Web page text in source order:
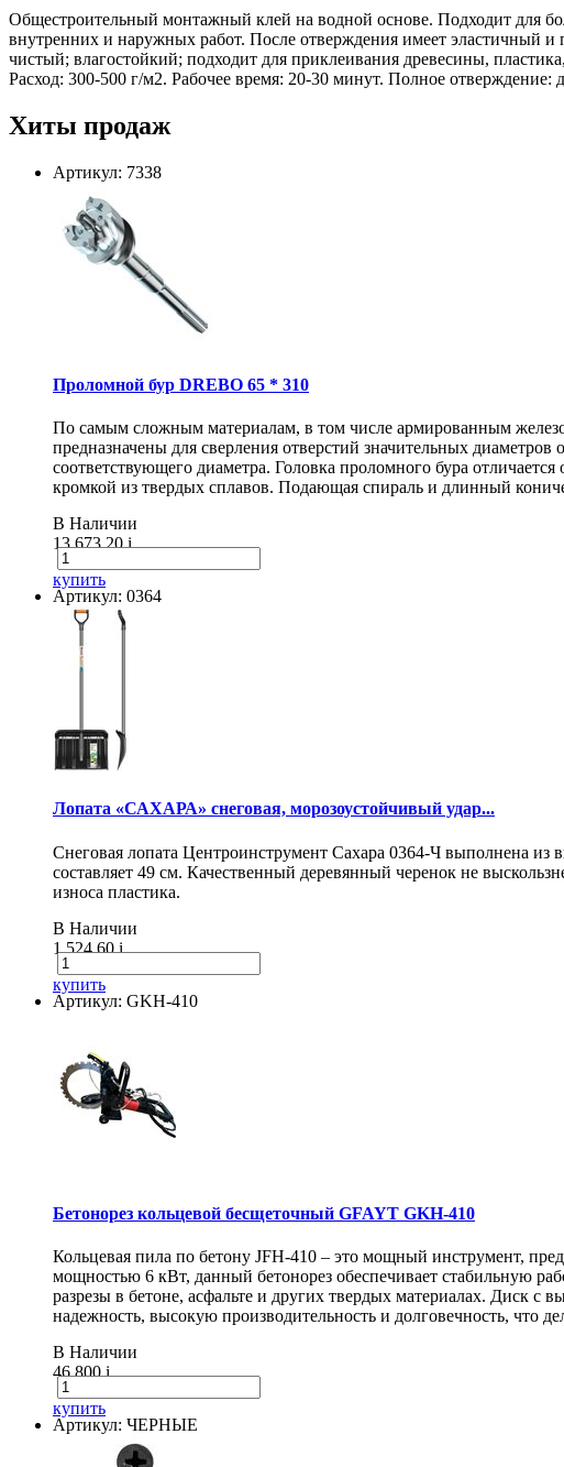
Общестроительный монтажный клей на водной основе. Подходит для
внутренних и наружных работ. После отверждения имеет эластичный
чистый; влагостойкий; подходит для приклеивания древесины,
Расход: 300-500 г/м2. Рабочее время: 20-30 минут. Полное
Хиты продаж
Артикул: 7338
Проломной бур DREBO 65 * 310
По самым сложным материалам, в том числе армированным
предназначены для сверления отверстий значительных
соответствующего диаметра. Головка проломного бура
кромкой из твердых сплавов. Подающая спираль и длинный
В Наличии
13 673.20i
купить
Артикул: 0364
Лопата «САХАРА» снеговая, морозоустойчивый удар...
Снеговая лопата Центроинструмент Сахара 0364-Ч выполнена из
составляет 49 см. Качественный деревянный черенок не
износа пластика.
В Наличии
1 524.60i
купить
Артикул: GKH-410
Бетонорез кольцевой бесщеточный GFAYT GKH-410
Кольцевая пила по бетону JFH-410 – это мощный инструмент,
мощностью 6 кВт, данный бетонорез обеспечивает стабильную
разрезы в бетоне, асфальте и других твердых материалах. Диск с
надежность, высокую производительность и долговечность, что
В Наличии
46 800i
купить
Артикул: ЧЕРНЫЕ